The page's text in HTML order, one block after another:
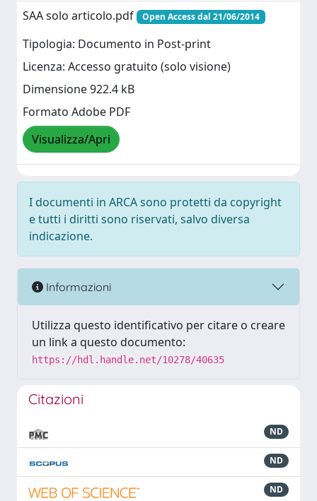
SAA solo articolo.pdf
Open Access dal 21/06/2014
Tipologia: Documento in Post-print
Licenza: Accesso gratuito (solo visione)
Dimensione 922.4 kB
Formato Adobe PDF
Visualizza/Apri
I documenti in ARCA sono protetti da copyright
e tutti i diritti sono riservati, salvo diversa
indicazione.
Informazioni
Utilizza questo identificativo per citare o creare
un link a questo documento:
https://hdl.handle.net/10278/40635
Citazioni
ND
ND
ND